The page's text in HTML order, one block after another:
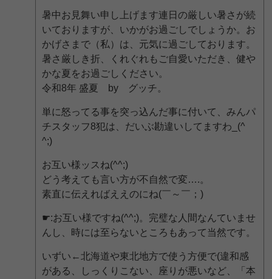
暑中お見舞い申し上げます連日の厳しい暑さが続
いておりますが、いかがお過ごしでしょうか。お
かげさまで（私）は、元気に過ごしております。
暑さ厳しき折、くれぐれもご自愛いただき、健や
かな夏をお過ごしください。
令和8年 盛夏 by グッチ。
単に怒ってる事を突っ込んだ事に付いて、みんパ
チスタッフ8犯は、だいぶ勘違いしてますわ_(^
^;)ゞ
お互い様ッスね(^^;)
どう考えても言い方が不自然で変….。
素直に伝えればええのにね(￣～￣；)
☛:お互い様ですね(^^;)。完璧な人間なんていませ
んし、時には至らないところもあって当然です。
いずい←北海道や東北地方で使う方便で(違和感
がある、しっくりこない、座りが悪いなど、「本